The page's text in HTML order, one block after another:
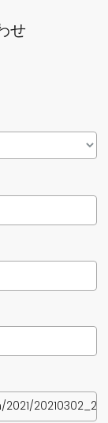
せ